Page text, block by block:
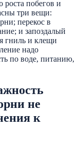
роста побегов и
три вещи:
перекос в
и запоздалый
гниль и клещи
надо
по воде, питанию,
не
к